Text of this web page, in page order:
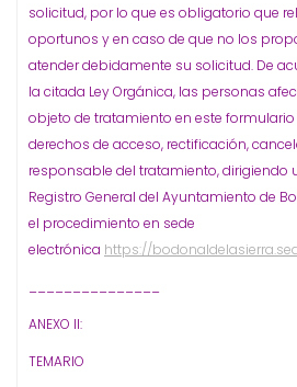
solicitud, por lo que es obligatorio que
oportunos y en caso de que no los
atender debidamente su solicitud. De
la citada Ley Orgánica, las personas
objeto de tratamiento en este
derechos de acceso, rectificación,
responsable del tratamiento, dirigiendo
Registro General del Ayuntamiento de
el procedimiento en sede
electrónica https://
ANEXO II:
TEMARIO